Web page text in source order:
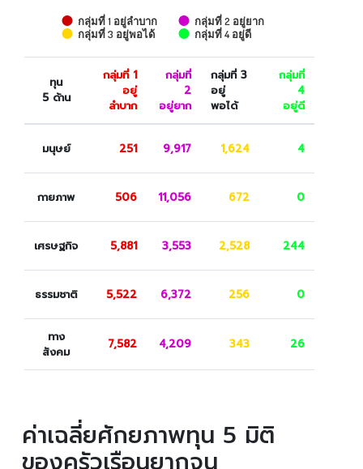
กลุ่มที่ 1 อยู่ลำบาก
กลุ่มที่ 2 อยู่ยาก
กลุ่มที่ 3 อยู่พอได้
กลุ่มที่ 4 อยู่ดี
ทุน
5 ด้าน
กลุ่มที่ 1
อยู่
ลำบาก
กลุ่มที่
2
อยู่ยาก
กลุ่มที่ 3
อยู่
พอได้
กลุ่มที่
4
อยู่ดี
มนุษย์ 251 9,917 1,624 4
กายภาพ 506 11,056 672 0
เศรษฐกิจ 5,881 3,553 2,528 244
ธรรมชาติ 5,522 6,372 256 0
ทาง
สังคม
7,582 4,209 343 26
ค่าเฉลี่ยศักยภาพทุน 5 มิติ